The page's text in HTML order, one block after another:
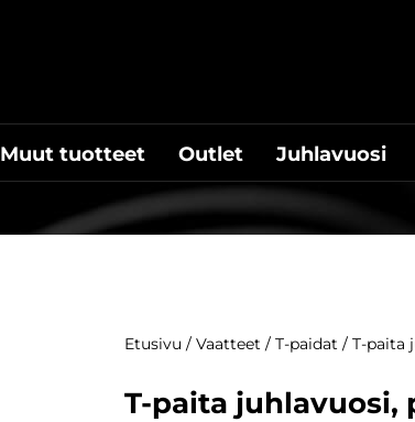
Muut tuotteet Outlet Juhlavuosi
Etusivu / Vaatteet / T-paidat / T-paita
T-paita juhlavuosi,